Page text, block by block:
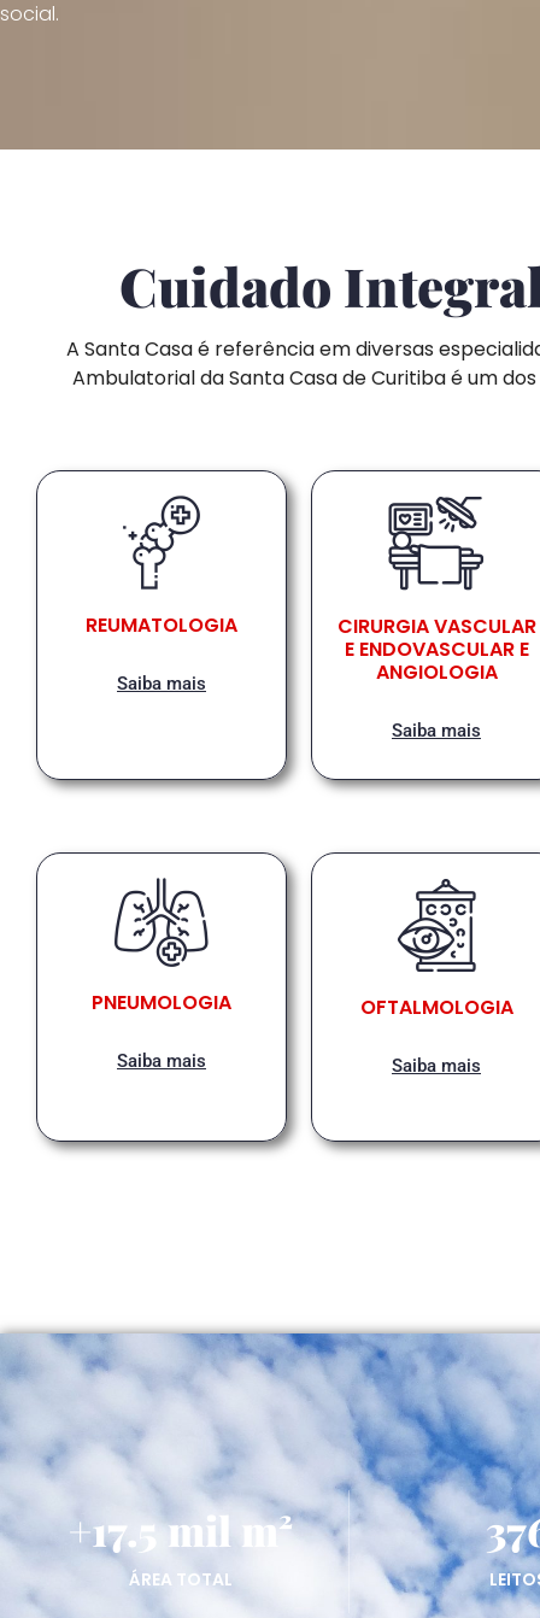
social.
Cuidado
A Santa Casa é referência em diversas
Ambulatorial da Santa Casa de Curitiba é um
REUMATOLOGIA
Saiba mais
CIRURGIA VASCULAR
E ENDOVASCULAR E
ANGIOLOGIA
Saiba mais
PNEUMOLOGIA
Saiba mais
OFTALMOLOGIA
Saiba mais
ÁREA TOTAL
+17.5 mil m²